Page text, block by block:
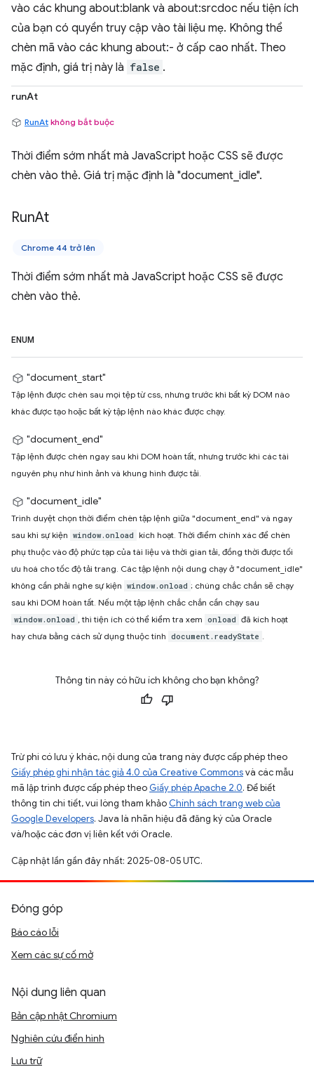
vào các khung about:blank và about:srcdoc nếu tiện ích
của bạn có quyền truy cập vào tài liệu mẹ. Không thể
chèn mã vào các khung about:- ở cấp cao nhất. Theo
mặc định, giá trị này là false .
runAt
RunAt không bắt buộc
Thời điểm sớm nhất mà JavaScript hoặc CSS sẽ được
chèn vào thẻ. Giá trị mặc định là "document_idle".
RunAt
Chrome 44 trở lên
Thời điểm sớm nhất mà JavaScript hoặc CSS sẽ được
chèn vào thẻ.
ENUM
"document_start"
Tập lệnh được chèn sau mọi tệp từ css, nhưng trước khi bất kỳ DOM nào
khác được tạo hoặc bất kỳ tập lệnh nào khác được chạy.
"document_end"
Tập lệnh được chèn ngay sau khi DOM hoàn tất, nhưng trước khi các tài
nguyên phụ như hình ảnh và khung hình được tải.
"document_idle"
Trình duyệt chọn thời điểm chèn tập lệnh giữa "document_end" và ngay
sau khi sự kiện window.onload
kích hoạt. Thời điểm chính xác để chèn
phụ thuộc vào độ phức tạp của tài liệu và thời gian tải, đồng thời được tối
ưu hoá cho tốc độ tải trang. Các tập lệnh nội dung chạy ở "document_idle"
không cần phải nghe sự kiện window.onload ; chúng chắc chắn sẽ chạy
sau khi DOM hoàn tất. Nếu một tập lệnh chắc chắn cần chạy sau
window.onload , thì tiện ích có thể kiểm tra xem onload đã kích hoạt
hay chưa bằng cách sử dụng thuộc tính document.readyState .
Thông tin này có hữu ích không cho bạn không?
Trừ phi có lưu ý khác, nội dung của trang này được cấp phép theo
Giấy phép ghi nhận tác giả 4.0 của Creative Commonsvà các mẫu
mã lập trình được cấp phép theo Giấy phép Apache 2.0. Để biết
thông tin chi tiết, vui lòng tham khảo Chính sách trang web của
Google Developers. Java là nhãn hiệu đã đăng ký của Oracle
và/hoặc các đơn vị liên kết với Oracle.
Cập nhật lần gần đây nhất: 2025-08-05 UTC.
Đóng góp
Báo cáo lỗi
Xem các sự cố mở
Nội dung liên quan
Bản cập nhật Chromium
Nghiên cứu điển hình
Lưu trữ